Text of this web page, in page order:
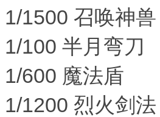
1/1500 召唤神兽
1/100 半月弯刀
1/600 魔法盾
1/1200 烈火剑法